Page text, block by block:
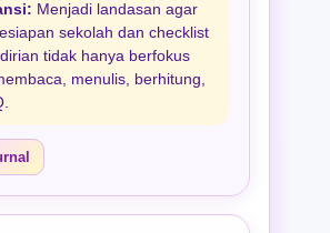
Menjadi landasan agar
sekolah dan checklist
tidak hanya berfokus
menulis, berhitung,